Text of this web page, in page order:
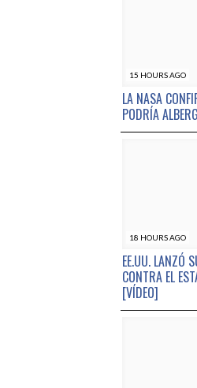
15 HOURS AGO
LA NASA
PODRÍA
18 HOURS AGO
EE.UU. LANZÓ
CONTRA EL
[VÍDEO]